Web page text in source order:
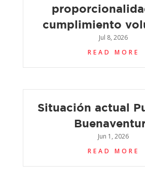
cumplimiento
Jul 8, 2026
READ MORE
Situación actual
Jun 1, 2026
READ MORE